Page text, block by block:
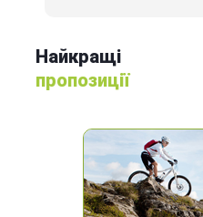
Найкращі
пропозиції